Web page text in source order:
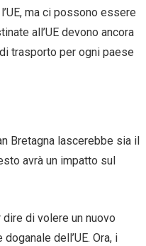
ma ci possono essere
all’UE devono ancora
trasporto per ogni paese
Bretagna lascerebbe sia il
avrà un impatto sul
dire di volere un nuovo
dell’UE. Ora, i